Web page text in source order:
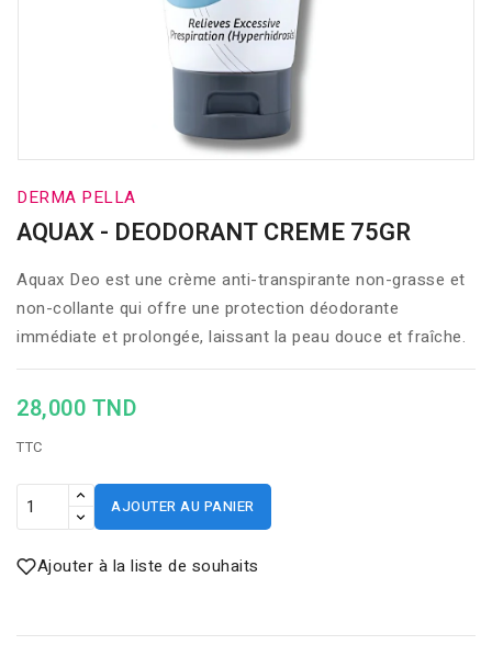
DERMA PELLA
AQUAX - DEODORANT CREME 75GR
Aquax Deo est une crème anti-transpirante non-grasse et
non-collante qui offre une protection déodorante
immédiate et prolongée, laissant la peau douce et fraîche.
28,000 TND
TTC
AJOUTER AU PANIER
Ajouter à la liste de souhaits